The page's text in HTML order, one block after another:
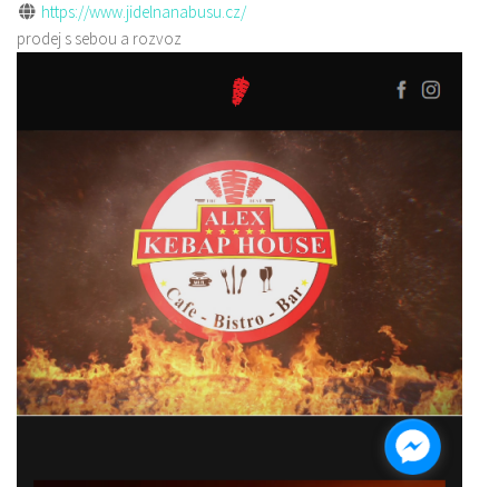
https://www.jidelnanabusu.cz/
prodej s sebou a rozvoz